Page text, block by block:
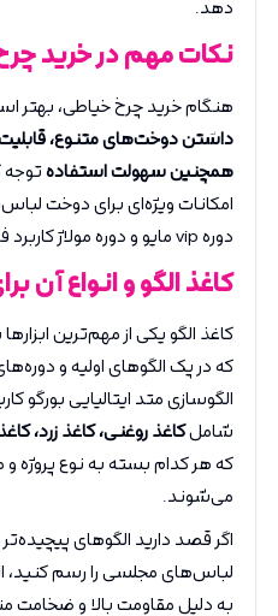
دهد.
نکات مهم در خرید
هنگام خرید چرخ خیاطی، بهتر
داشتن دوخت‌های متنوع،
همچنین سهولت استفادهتوجه
امکانات ویژه‌ای برای دوخت
دوره vip مایو و دوره مولاژ کاربرد فراوانی دارند.
کاغذ الگو و انواع آن
کاغذ الگو یکی از مهم‌ترین
که در پک الگوهای اولیه و
الگوسازی متد ایتالیایی بورگو
شاملکاغذ روغنی، کاغذ زرد،
که هر کدام بسته به نوع پروژه
می‌شوند.
اگر قصد دارید الگوهای پیچیده‌تر
لباس‌های مجلسی را رسم کنید،
به دلیل مقاومت بالا و